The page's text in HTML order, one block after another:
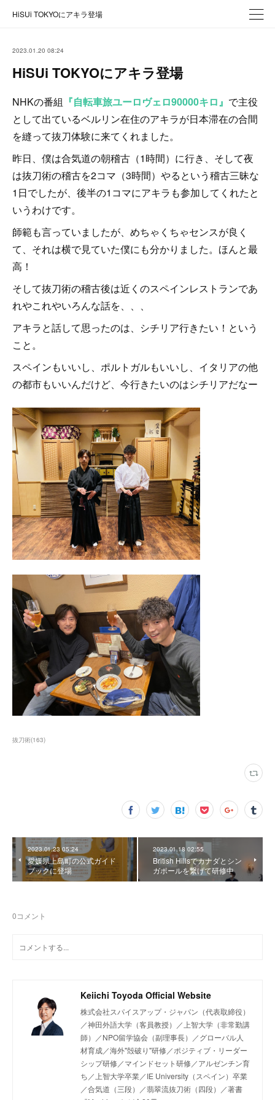
HiSUi TOKYOにアキラ登場
2023.01.20 08:24
HiSUi TOKYOにアキラ登場
NHKの番組 『自転車旅ユーロヴェロ90000キロ』 で主役
として出ているベルリン在住のアキラが日本滞在の合間
を縫って抜刀体験に来てくれました。
昨日、僕は合気道の朝稽古（1時間）に行き、そして夜
は抜刀術の稽古を2コマ（3時間）やるという稽古三昧な
1日でしたが、後半の1コマにアキラも参加してくれたと
いうわけです。
師範も言っていましたが、めちゃくちゃセンスが良く
て、それは横で見ていた僕にも分かりました。ほんと最
高！
そして抜刀術の稽古後は近くのスペインレストランであ
れやこれやいろんな話を、、、
アキラと話して思ったのは、シチリア行きたい！という
こと。
スペインもいいし、ポルトガルもいいし、イタリアの他
の都市もいいんだけど、今行きたいのはシチリアだなー
抜刀術(163)
2023.01.23 05:24
愛媛県上島町の公式ガイド
ブックに登場
2023.01.18 02:55
British Hillsでカナダとシン
ガポールを繋げて研修中
0コメント
Keiichi Toyoda Official Website
株式会社スパイスアップ・ジャパン（代表取締役）
／神田外語大学（客員教授）／上智大学（非常勤講
師）／NPO留学協会（副理事長）／グローバル人
材育成／海外"殻破り"研修／ポジティブ・リーダー
シップ研修／マインドセット研修／アルゼンチン育
ち／上智大学卒業／IE University（スペイン）卒業
／合気道（三段）／翡翠流抜刀術（四段）／著書